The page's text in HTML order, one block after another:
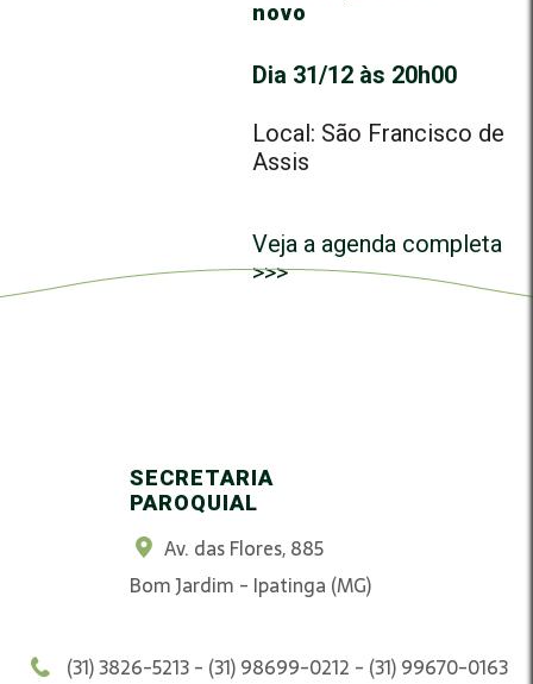
novo
Dia 31/12 às 20h00
Local: São Francisco de
Assis
Veja a agenda completa
>>>
SECRETARIA
PAROQUIAL
Av. das Flores, 885
Bom Jardim - Ipatinga (MG)
(31) 3826-5213 - (31) 98699-0212 - (31) 99670-0163